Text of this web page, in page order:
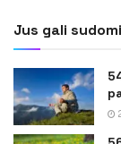
Jus gali